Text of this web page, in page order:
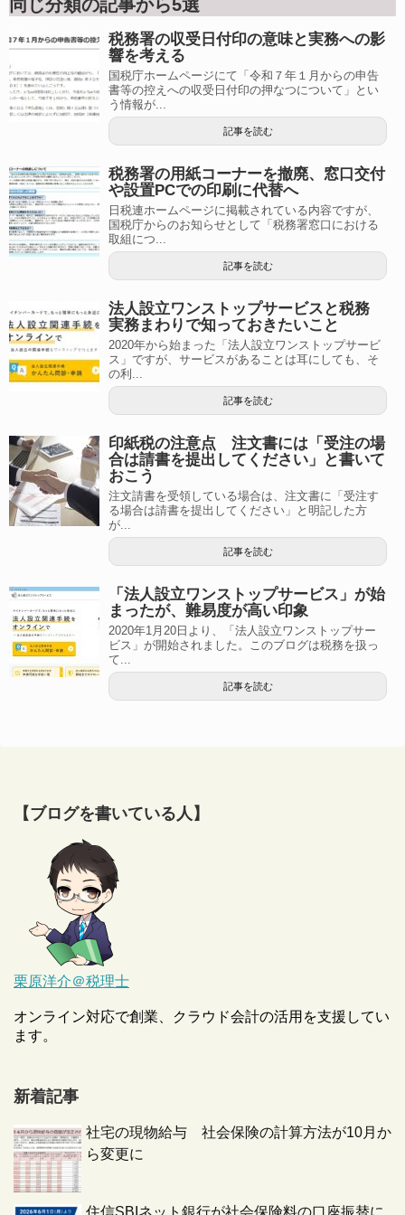
同じ分類の記事から5選
税務署の収受日付印の意味と実務への影
響を考える
国税庁ホームページにて「令和７年１月からの申告
書等の控えへの収受日付印の押なつについて」とい
う情報が...
記事を読む
税務署の用紙コーナーを撤廃、窓口交付
や設置PCでの印刷に代替へ
日税連ホームページに掲載されている内容ですが、
国税庁からのお知らせとして「税務署窓口における
取組につ...
記事を読む
法人設立ワンストップサービスと税務
実務まわりで知っておきたいこと
2020年から始まった「法人設立ワンストップサービ
ス」ですが、サービスがあることは耳にしても、そ
の利...
記事を読む
印紙税の注意点 注文書には「受注の場
合は請書を提出してください」と書いて
おこう
注文請書を受領している場合は、注文書に「受注す
る場合は請書を提出してください」と明記した方
が...
記事を読む
「法人設立ワンストップサービス」が始
まったが、難易度が高い印象
2020年1月20日より、「法人設立ワンストップサー
ビス」が開始されました。このブログは税務を扱っ
て...
記事を読む
【ブログを書いている人】
栗原洋介＠税理士
オンライン対応で創業、クラウド会計の活用を支援してい
ます。
新着記事
社宅の現物給与 社会保険の計算方法が10月か
ら変更に